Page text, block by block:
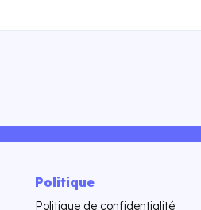
Politique
Politique de confidentialité